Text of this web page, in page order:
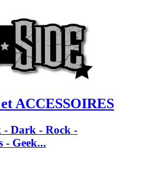
ACCESSOIRES
- Dark - Rock -
- Geek...